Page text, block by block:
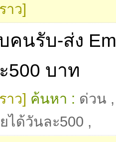
าว]
คนรับ-ส่ง
500 บาท
าว] ค้นหา : ด่วน
ได้วันละ500 ,